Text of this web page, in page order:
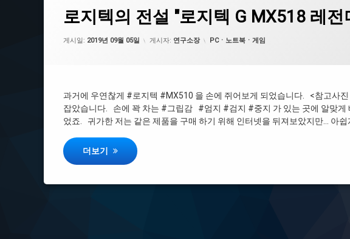
로지텍의 전설 "로지텍 G MX518 레전
게시일: 2019년 09월 05일 게시자: 연구소장 카테고리:
PCㆍ노트북ㆍ게임
과거에 우연찮게 #로지텍 #MX510 을 손에 쥐어보게 되었습니다. <참고사
잡았습니다. 손에 꽉 차는 #그립감 #엄지 #검지 #중지 가 있는 곳에 알맞게
었죠. 귀가한 저는 같은 제품을 구매 하기 위해 인터넷을 뒤져보았지만… 아쉽
로지텍의 전설 "로지텍 G MX518 레전더리"
더보기
#오토파이어
#중고